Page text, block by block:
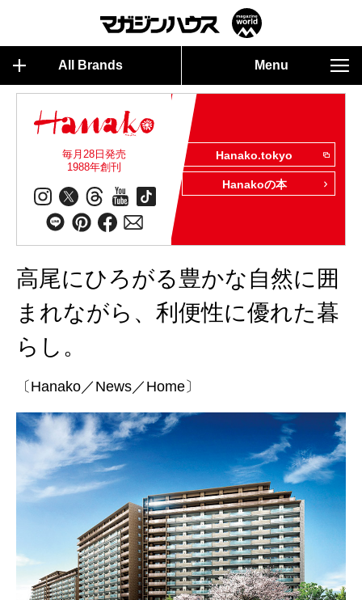
All Brands Menu
毎月28日発売
1988年創刊
Hanako.tokyo
Hanakoの本
高尾にひろがる豊かな自然に囲
まれながら、利便性に優れた暮
らし。
〔Hanako／News／Home〕